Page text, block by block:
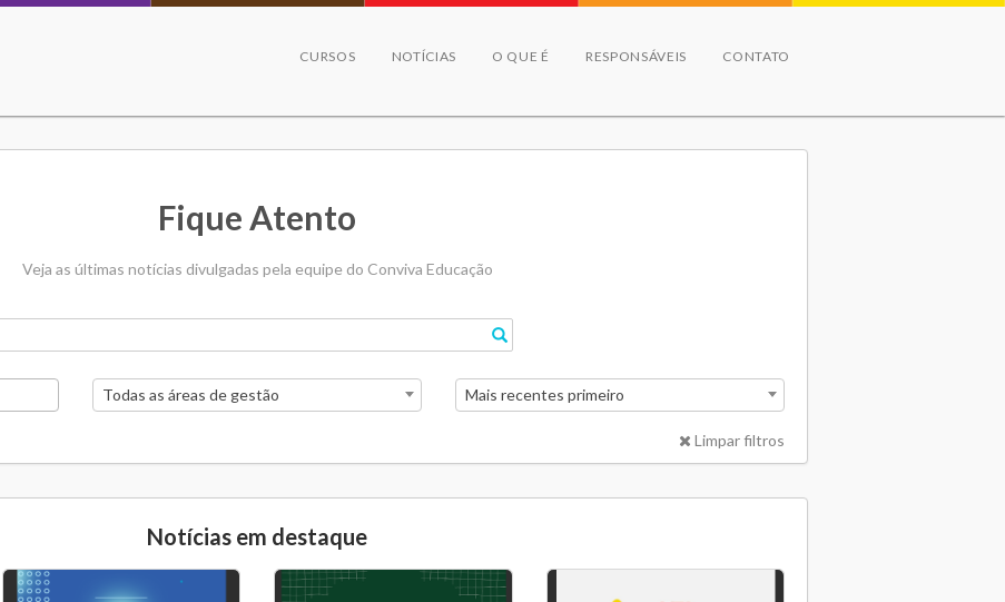
CURSOS NOTÍCIAS O QUE É RESPONSÁVEIS CONTATO
Fique Atento
Veja as últimas notícias divulgadas pela equipe do Conviva Educação
Todas as áreas de gestão Mais recentes primeiro
Limpar filtros
Notícias em destaque